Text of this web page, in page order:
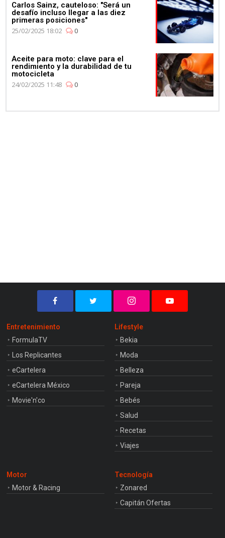
Carlos Sainz, cauteloso: "Será un
desafío incluso llegar a las diez
primeras posiciones"
25/02/2025 18:02
0
Aceite para moto: clave para el
rendimiento y la durabilidad de tu
motocicleta
24/02/2025 11:48
0
Entretenimiento
FormulaTV
Los Replicantes
eCartelera
eCartelera México
Movie'n'co
Lifestyle
Bekia
Moda
Belleza
Pareja
Bebés
Salud
Recetas
Viajes
Motor
Motor & Racing
Tecnología
Zonared
Capitán Ofertas